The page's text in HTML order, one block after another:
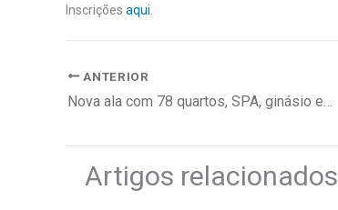
Inscrições aqui
ANTERIOR
Nova ala com 78 quartos, SPA, ginásio e piscina interior
Artigos relacionados